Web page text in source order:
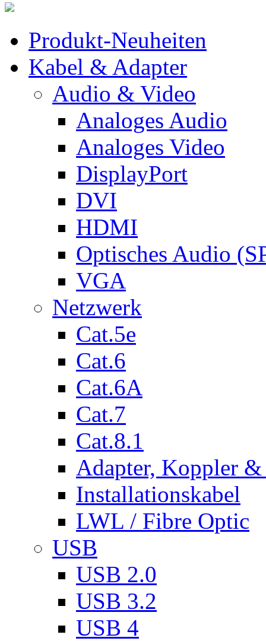
Produkt-Neuheiten
Kabel & Adapter
Audio & Video
Analoges Audio
Analoges Video
DisplayPort
DVI
HDMI
Optisches Audio
VGA
Netzwerk
Cat.5e
Cat.6
Cat.6A
Cat.7
Cat.8.1
Adapter, Koppler &
Installationskabel
LWL / Fibre Optic
USB
USB 2.0
USB 3.2
USB 4